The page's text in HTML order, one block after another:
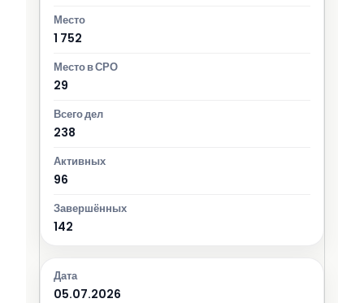
1 752
29
238
96
142
05.07.2026